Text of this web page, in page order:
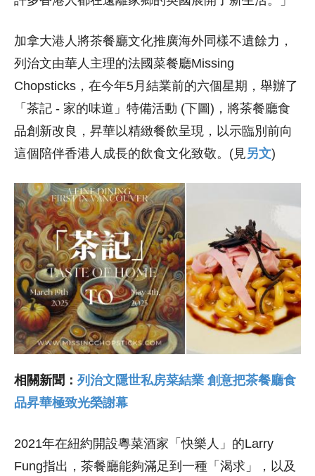
加拿大港人將茶餐廳文化推廣海外同樣不遺餘力，
列治文由華人主理的法國菜餐廳Missing
Chopsticks，在今年5月結業前的六個星期，舉辦了
「茶記 - 家的味道」特備活動 (下圖)，將茶餐廳食
品創新改良，昇華以精緻餐飲呈現，以示臨別前向
這個陪伴香港人成長的飲食文化致敬。(見另文)
相關新聞： 列治文隱世私房菜結業 創意把茶餐廳食
品昇華極致光榮謝幕
2021年在紐約開設粵菜酒家「快樂人」的Larry
Fung指出，茶餐廳能夠滿足到一種「渴求」，以及